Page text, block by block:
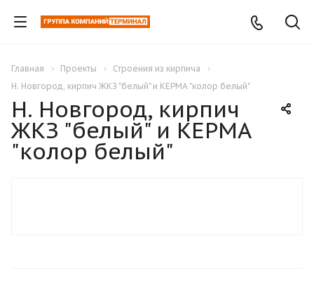
Главная Проекты
Строения из кирпича
Н. Новгород, кирпич ЖКЗ "белый" и КЕРМА "колор белый"
Н. Новгород, кирпич
ЖКЗ "белый" и КЕРМА
"колор белый"